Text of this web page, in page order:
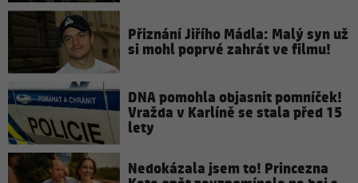
Přiznání Jiřího Mádla: Malý syn už
si mohl poprvé zahrát ve filmu!
DNA pomohla objasnit pomníček!
Vražda v Karlíně se stala před 15
lety
Nedokázala jsem to! Princezna